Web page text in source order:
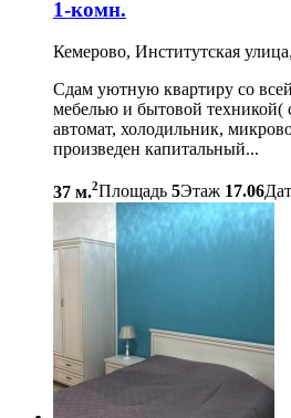
1-комн.
Кемерово, Институтская
Сдам уютную квартиру со
мебелью и бытовой техникой(
автомат, холодильник,
произведен капитальный...
37 м.2Площадь 5Этаж 17.06